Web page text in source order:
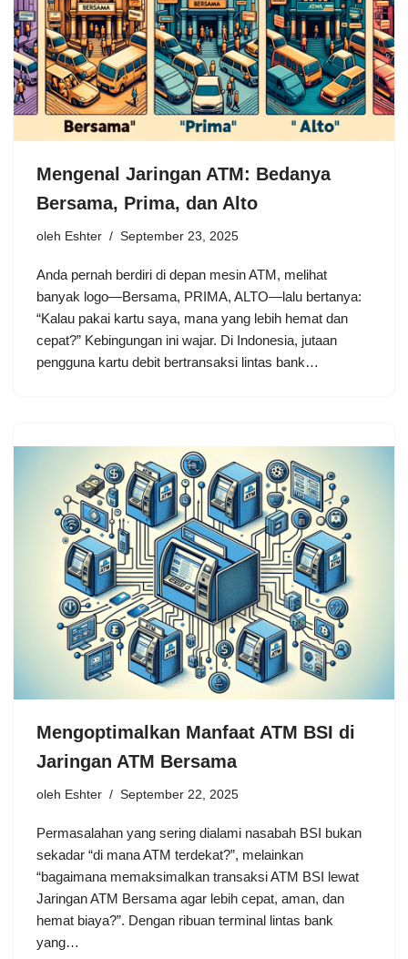
Mengenal Jaringan ATM: Bedanya
Bersama, Prima, dan Alto
oleh Eshter September 23, 2025
Anda pernah berdiri di depan mesin ATM, melihat
banyak logo—Bersama, PRIMA, ALTO—lalu bertanya:
“Kalau pakai kartu saya, mana yang lebih hemat dan
cepat?” Kebingungan ini wajar. Di Indonesia, jutaan
pengguna kartu debit bertransaksi lintas bank…
Mengoptimalkan Manfaat ATM BSI di
Jaringan ATM Bersama
oleh Eshter September 22, 2025
Permasalahan yang sering dialami nasabah BSI bukan
sekadar “di mana ATM terdekat?”, melainkan
“bagaimana memaksimalkan transaksi ATM BSI lewat
Jaringan ATM Bersama agar lebih cepat, aman, dan
hemat biaya?”. Dengan ribuan terminal lintas bank
yang…